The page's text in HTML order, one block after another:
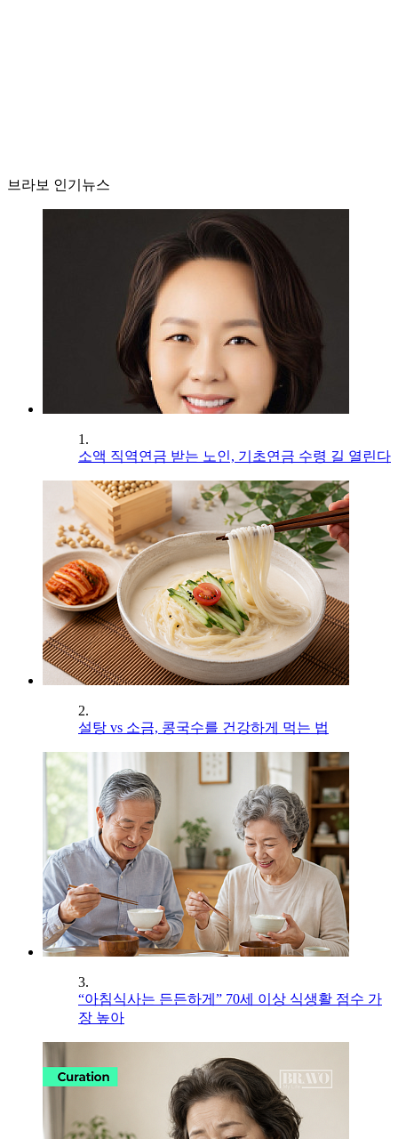
브라보 인기뉴스
1.
소액 직역연금 받는 노인, 기초연금 수령 길 열린다
2.
설탕 vs 소금, 콩국수를 건강하게 먹는 법
3.
“아침식사는 든든하게” 70세 이상 식생활 점수 가
장 높아